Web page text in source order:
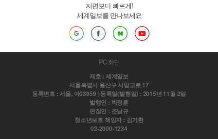
지면보다 빠르게!
세계일보를 만나보세요
PC 화면
제호 : 세계일보
서울특별시 용산구 서빙고로 17
등록번호 : 서울, 아03959 | 등록일(발행일) : 2015년 11월 2일
발행인 : 박정훈
편집인 : 조남규
청소년보호 책임자 : 김기환
02-2000-1234